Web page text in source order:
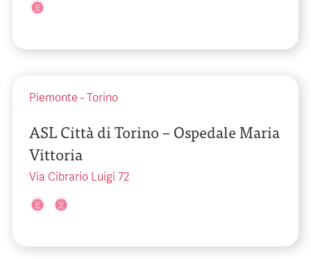
Piemonte - Torino
ASL Città di Torino – Ospedale Maria
Vittoria
Via Cibrario Luigi 72